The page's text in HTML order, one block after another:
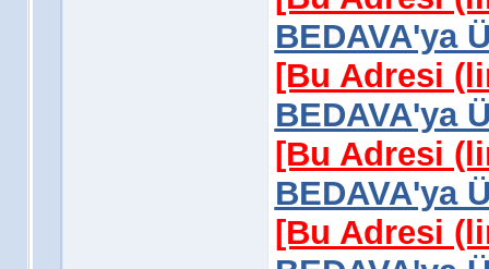
BEDAVA'ya
[Bu Adresi
BEDAVA'ya
[Bu Adresi
BEDAVA'ya
[Bu Adresi